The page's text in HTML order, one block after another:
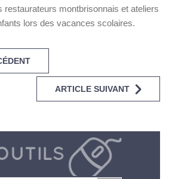
restaurateurs montbrisonnais et ateliers
lors des vacances scolaires.
ARTICLE SUIVANT